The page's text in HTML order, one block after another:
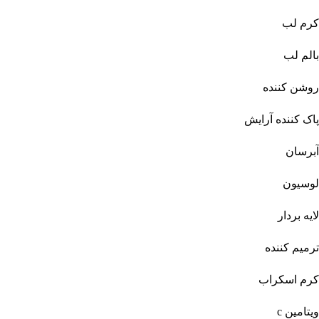
کرم لب
بالم لب
روشن کننده
پاک کننده آرایش
آبرسان
لوسیون
لایه بردار
ترمیم کننده
کرم اسکراب
ویتامین c